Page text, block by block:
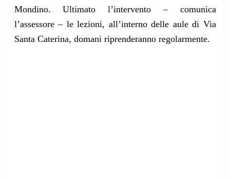
Mondino. Ultimato l’intervento – comunica
l’assessore – le lezioni, all’interno delle aule di Via
Santa Caterina, domani riprenderanno regolarmente.